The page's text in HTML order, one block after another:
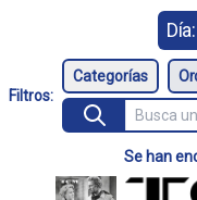
Día:
Filtros:
Se han